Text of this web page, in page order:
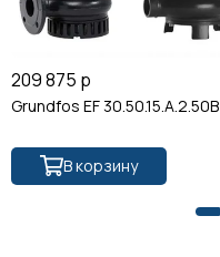
209 875 р
Grundfos EF 30.50.15.A.2.50B
В корзину